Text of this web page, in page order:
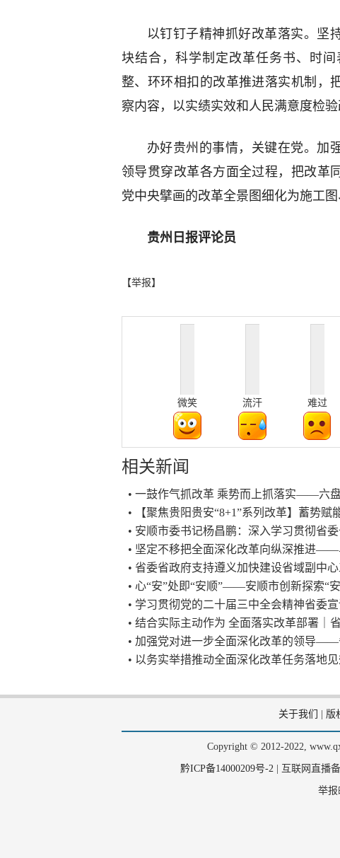
以钉钉子精神抓好改革落实。坚
块结合，科学制定改革任务书、时
整、环环相扣的改革推进落实机制，
察内容，以实绩实效和人民满意度检验
办好贵州的事情，关键在党。加
领导贯穿改革各方面全过程，把改革
党中央擘画的改革全景图细化为施工图
贵州日报评论员
【举报】
微笑 流汗 难过
相关新闻
• 一鼓作气抓改革 乘势而上抓落实——六
• 【聚焦贵阳贵安“8+1”系列改革】蓄势赋
• 安顺市委书记杨昌鹏：深入学习贯彻省
• 坚定不移把全面深化改革向纵深推进——
• 省委省政府支持遵义加快建设省域副中
• 心“安”处即“安顺”——安顺市创新探索“
• 学习贯彻党的二十届三中全会精神省委
• 结合实际主动作为 全面落实改革部署｜
• 加强党对进一步全面深化改革的领导
• 以务实举措推动全面深化改革任务落地
关于我们 版
Copyright © 2012-2022,
黔ICP备14000209号-2| 互联网直播
举报